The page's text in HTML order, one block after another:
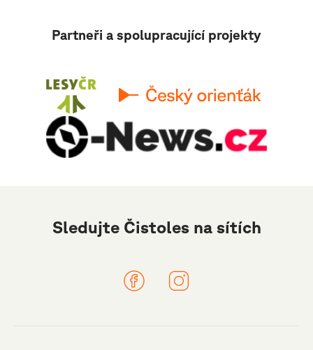
Partneři a spolupracující projekty
Sledujte Čistoles na sítích